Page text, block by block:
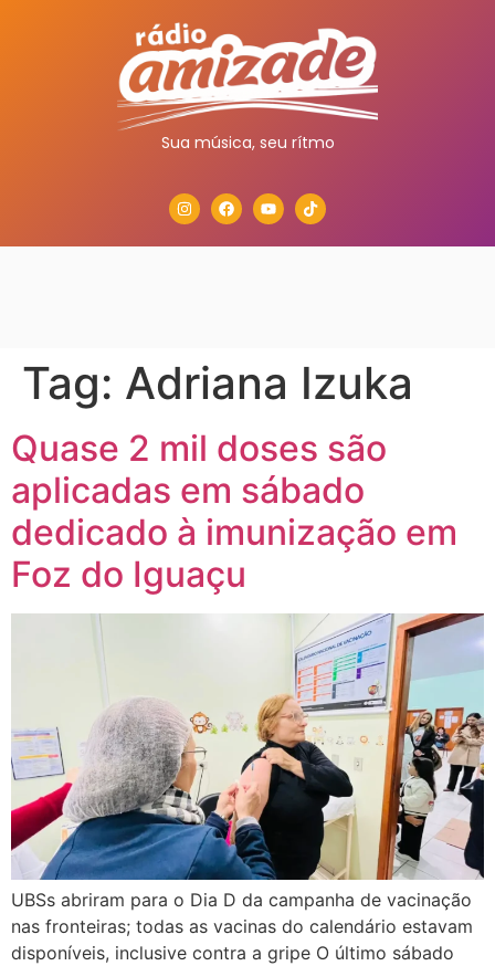
Sua música, seu rítmo
Tag: Adriana Izuka
Quase 2 mil doses são
aplicadas em sábado
dedicado à imunização em
Foz do Iguaçu
UBSs abriram para o Dia D da campanha de vacinação
nas fronteiras; todas as vacinas do calendário estavam
disponíveis, inclusive contra a gripe O último sábado